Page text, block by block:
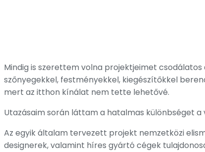
Mindig is szerettem volna projektjeimet
szőnyegekkel, festményekkel, kiegészítőkkel
mert az itthon kínálat nem tette lehetővé.
Utazásaim során láttam a hatalmas különbséget
Az egyik általam tervezett projekt nemzetközi
designerek, valamint híres gyártó cégek